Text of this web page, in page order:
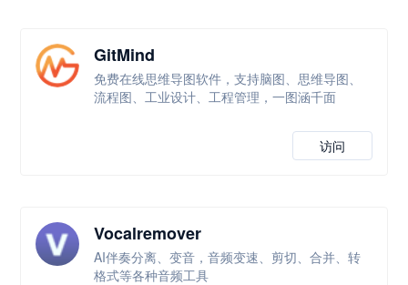
GitMind
免费在线思维导图软件，支持脑图、思维导图、
流程图、工业设计、工程管理，一图涵千面
访问
Vocalremover
AI伴奏分离、变音，音频变速、剪切、合并、转
格式等各种音频工具